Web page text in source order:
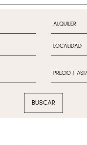
BUSCAR